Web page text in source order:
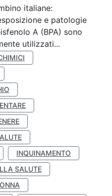
italiane:
e patologie
A (BPA) sono
utilizzati...
INQUINAMENTO
SALUTE